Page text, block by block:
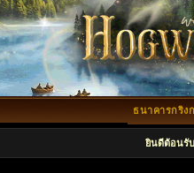
ธนาคารกริง
ยินดีต้อนรับ